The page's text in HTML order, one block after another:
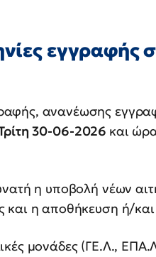
εγγραφής
ανανέωσης
30-06-2026 και
η υποβολή νέων
και η αποθήκευση ή/
μονάδες (ΓΕ.Λ.,